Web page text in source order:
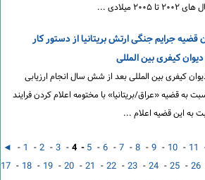
میلادی ...
جرایم جنگی ارتش بریتانیا از دستور کار
کیفری بین المللی
کیفری بین المللی بعد از شش سال انجام ارزیابی
به قضیه «عراق/بریتانیا» با مختومه اعلام کردن فرایند
به این قضیه اعلام ...
◄ - 1 -2 -3 -4 -5 -6 -7 -8 -9 - 10 - 11
17 - 18 - 19 -20 -21 -22 -23 -24 -25 -26